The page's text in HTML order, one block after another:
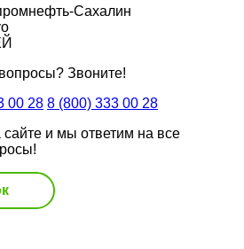
Звоните!
00 28 8 (800) 333 00 28
сайте и мы ответим на все